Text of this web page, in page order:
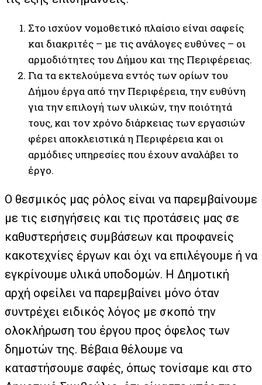
Στο ισχύον νομοθετικό πλαίσιο είναι σαφείς
και διακριτές – με τις ανάλογες ευθύνες – οι
αρμοδιότητες του Δήμου και της Περιφέρειας.
Για τα εκτελούμενα εντός των ορίων του
Δήμου έργα από την Περιφέρεια, την ευθύνη
για την επιλογή των υλικών, την ποιότητά
τους, και τον χρόνο διάρκειας των εργασιών
φέρει αποκλειστικά η Περιφέρεια και οι
αρμόδιες υπηρεσίες που έχουν αναλάβει το
έργο.
Ο θεσμικός μας ρόλος είναι να παρεμβαίνουμε
με τις εισηγήσεις και τις προτάσεις μας σε
καθυστερήσεις συμβάσεων και προφανείς
κακοτεχνίες έργων και όχι να επιλέγουμε ή να
εγκρίνουμε υλικά υποδομών. Η Δημοτική
αρχή οφείλει να παρεμβαίνει μόνο όταν
συντρέχει ειδικός λόγος με σκοπό την
ολοκλήρωση του έργου προς όφελος των
δημοτών της. Βέβαια θέλουμε να
καταστήσουμε σαφές, όπως τονίσαμε και στο